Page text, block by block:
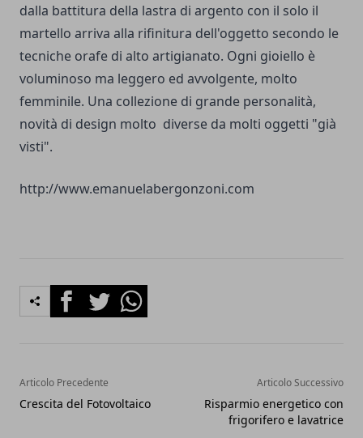
dalla battitura della lastra di argento con il solo il
martello arriva alla rifinitura dell'oggetto secondo le
tecniche orafe di alto artigianato. Ogni gioiello è
voluminoso ma leggero ed avvolgente, molto
femminile. Una collezione di grande personalità,
novità di design molto diverse da molti oggetti "già
visti".
http://www.emanuelabergonzoni.com
FacebookTwitterWhatsapp
Articolo Precedente
Crescita del Fotovoltaico
Articolo Successivo
Risparmio energetico con
frigorifero e lavatrice